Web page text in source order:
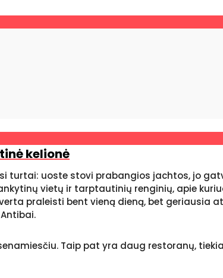
kelionė
turtai: uoste stovi prabangios jachtos, jo
vietų ir tarptautinių renginių, apie
praleisti bent vieną dieną, bet geriausia
Taip pat yra daug restoranų,